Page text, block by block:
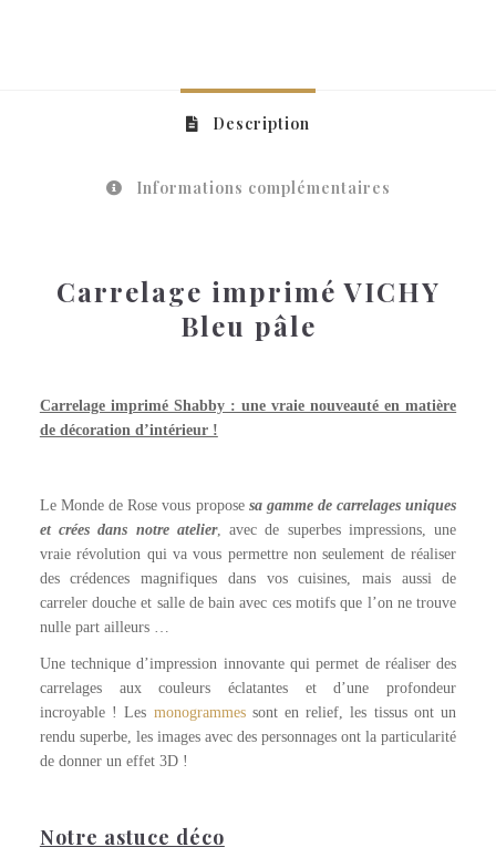
Description
Informations complémentaires
Carrelage imprimé VICHY
Bleu pâle
Carrelage imprimé Shabby : une vraie nouveauté en matière
de décoration d’intérieur !
Le Monde de Rose vous propose sa gamme de carrelages uniques
et crées dans notre atelier, avec de superbes impressions, une
vraie révolution qui va vous permettre non seulement de réaliser
des crédences magnifiques dans vos cuisines, mais aussi de
carreler douche et salle de bain avec ces motifs que l’on ne trouve
nulle part ailleurs …
Une technique d’impression innovante qui permet de réaliser des
carrelages aux couleurs éclatantes et d’une profondeur
incroyable ! Les monogrammessont en relief, les tissus ont un
rendu superbe, les images avec des personnages ont la particularité
de donner un effet 3D !
Notre astuce déco